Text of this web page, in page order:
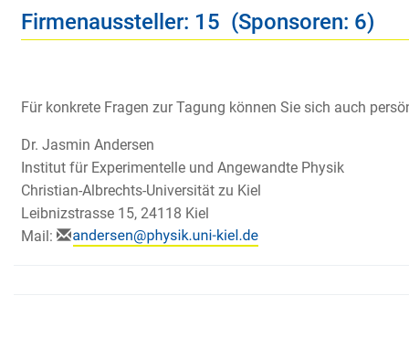
Firmenaussteller: 15 (Sponsoren: 6)
Für konkrete Fragen zur Tagung können Sie sich auch
Dr. Jasmin Andersen
Institut für Experimentelle und Angewandte Physik
Christian-Albrechts-Universität zu Kiel
Leibnizstrasse 15, 24118 Kiel
Mail: